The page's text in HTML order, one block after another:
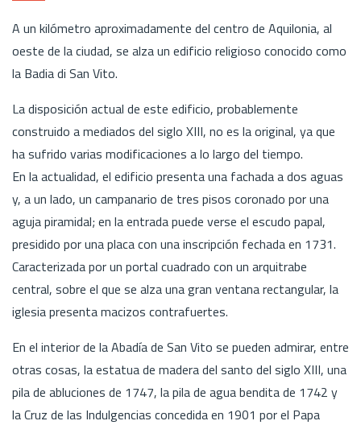
A un kilómetro aproximadamente del centro de Aquilonia, al
oeste de la ciudad, se alza un edificio religioso conocido como
la Badia di San Vito.
La disposición actual de este edificio, probablemente
construido a mediados del siglo XIII, no es la original, ya que
ha sufrido varias modificaciones a lo largo del tiempo.
En la actualidad, el edificio presenta una fachada a dos aguas
y, a un lado, un campanario de tres pisos coronado por una
aguja piramidal; en la entrada puede verse el escudo papal,
presidido por una placa con una inscripción fechada en 1731.
Caracterizada por un portal cuadrado con un arquitrabe
central, sobre el que se alza una gran ventana rectangular, la
iglesia presenta macizos contrafuertes.
En el interior de la Abadía de San Vito se pueden admirar, entre
otras cosas, la estatua de madera del santo del siglo XIII, una
pila de abluciones de 1747, la pila de agua bendita de 1742 y
la Cruz de las Indulgencias concedida en 1901 por el Papa